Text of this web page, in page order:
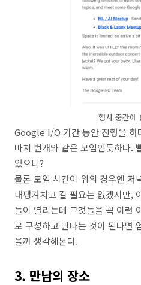
행사 중간에
Google I/O 기간 동안 진행을 하
마치 번개와 같은 모임인듯하다.
있으니?
물론 모임 시간이 위의 경우엔 저
내팽겨치고 갈 필요는 없겠지만,
들이 열리는데 그것들을 꼭 이런
로 구성하고 만나는 것이 된다면
을까 생각해본다.
3. 만남의 장소